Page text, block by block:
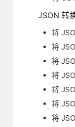
JSON 转
将
将
将
将
将
将
将